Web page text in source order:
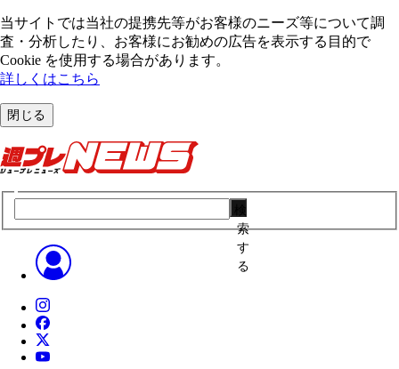
当サイトでは当社の提携先等がお客様のニーズ等について調
査・分析したり、お客様にお勧めの広告を表⽰する⽬的で
Cookie を使⽤する場合があります。
詳しくはこちら
閉じる
索
す
る